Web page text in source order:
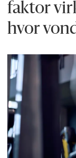
faktor
hvor